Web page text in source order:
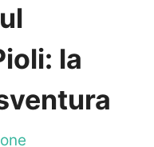
la